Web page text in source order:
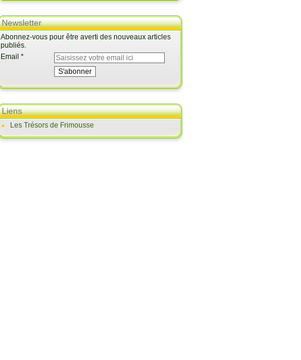
Newsletter
Abonnez-vous pour être averti des nouveaux articles
publiés.
Email
Liens
Les Trésors de Frimousse